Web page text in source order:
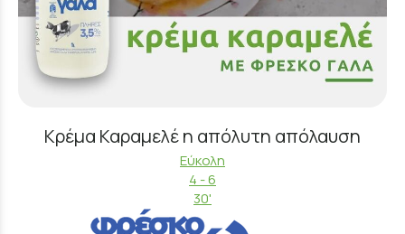
Κρέμα Καραμελέ η απόλυτη απόλαυση
Εύκολη
4 - 6
30'